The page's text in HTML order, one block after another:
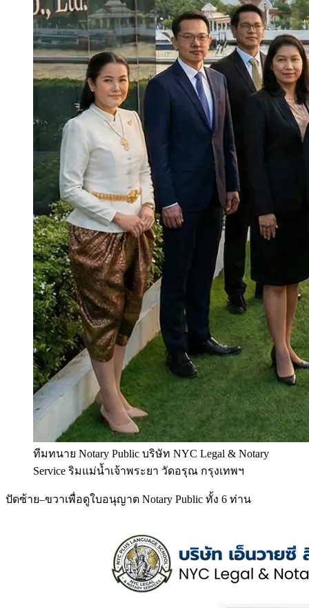
ทีมทนาย Notary Public บริษัท NYC Legal & Notary
Service ริมแม่น้ำเจ้าพระยา วัดอรุณ กรุงเทพฯ
ปัดซ้าย–ขวาเพื่อดูใบอนุญาต Notary Public ทั้ง 6 ท่าน